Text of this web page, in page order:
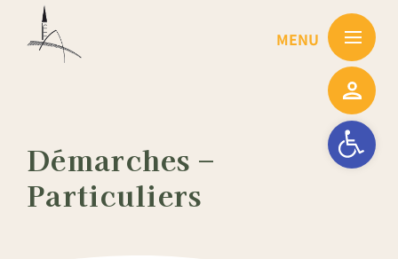
Ouvrir la
Démarches –
Particuliers